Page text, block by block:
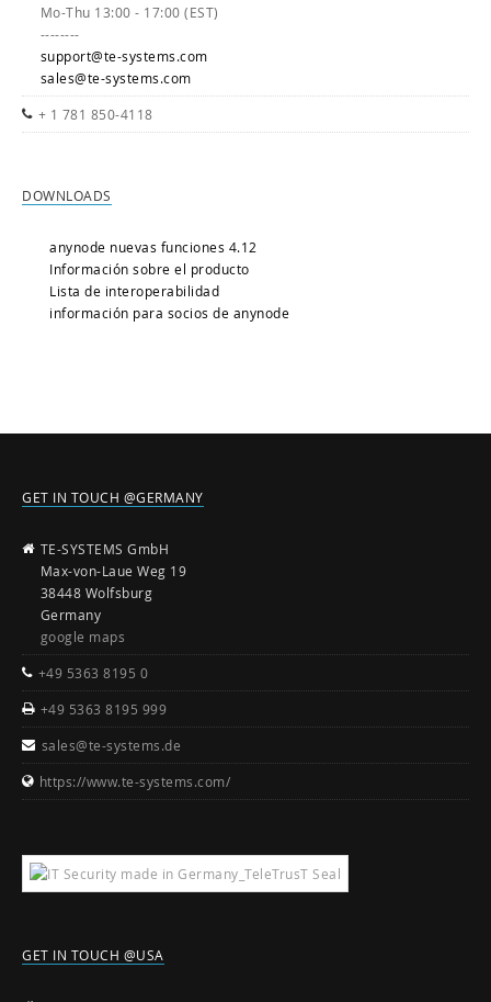
Mo-Thu 13:00 - 17:00 (EST)
--------
support@te-systems.com
sales@te-systems.com
+ 1 781 850-4118
DOWNLOADS
anynode nuevas funciones 4.12
Información sobre el producto
Lista de interoperabilidad
información para socios de anynode
GET IN TOUCH @GERMANY
TE-SYSTEMS GmbH
Max-von-Laue Weg 19
38448 Wolfsburg
Germany
google maps
+49 5363 8195 0
+49 5363 8195 999
sales@te-systems.de
https://www.te-systems.com/
GET IN TOUCH @USA